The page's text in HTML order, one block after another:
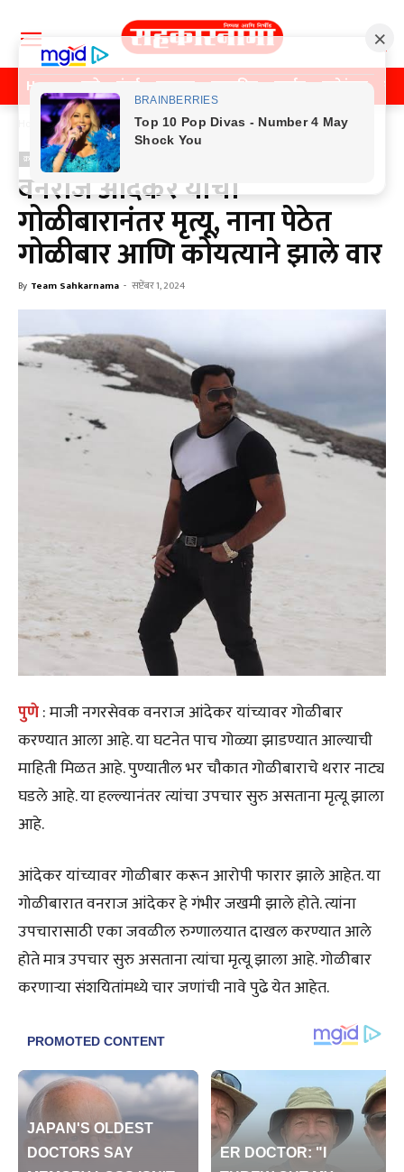
Home पुणे मुंबई महाराष्ट्र राजकीय क्राईम मनोरंजन
Home क्राईम
क्राईम
वनराज आंदेकर यांचा
गोळीबारानंतर मृत्यू, नाना पेठेत
गोळीबार आणि कोयत्याने झाले वार
By Team Sahkarnama - सप्टेंबर 1, 2024
पुणे: माजी नगरसेवक वनराज आंदेकर यांच्यावर गोळीबार
करण्यात आला आहे. या घटनेत पाच गोळ्या झाडण्यात आल्याची
माहिती मिळत आहे. पुण्यातील भर चौकात गोळीबाराचे थरार नाट्य
घडले आहे. या हल्ल्यानंतर त्यांचा उपचार सुरु असताना मृत्यू झाला
आहे.
आंदेकर यांच्यावर गोळीबार करून आरोपी फारार झाले आहेत. या
गोळीबारात वनराज आंदेकर हे गंभीर जखमी झाले होते. त्यांना
उपचारासाठी एका जवळील रुग्णालयात दाखल करण्यात आले
होते मात्र उपचार सुरु असताना त्यांचा मृत्यू झाला आहे. गोळीबार
करणाऱ्या संशयितांमध्ये चार जणांची नावे पुढे येत आहेत.